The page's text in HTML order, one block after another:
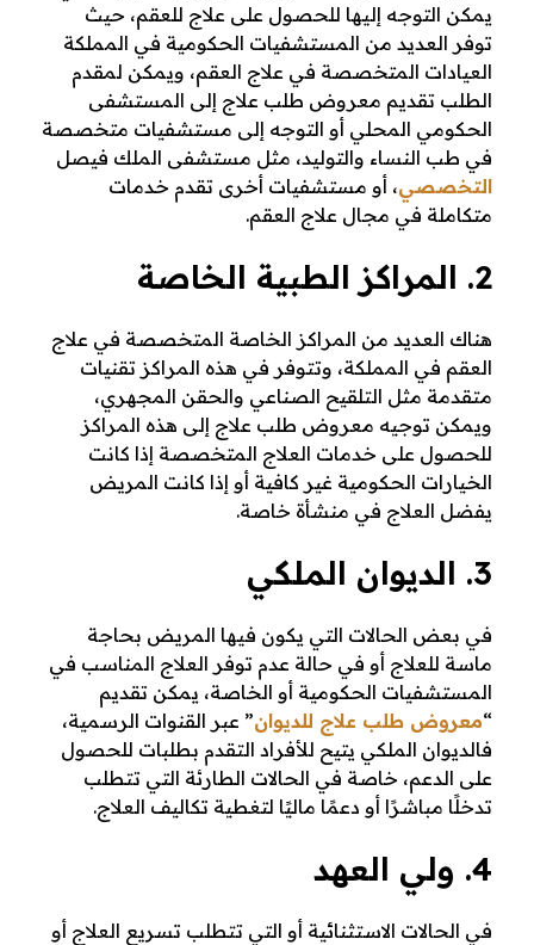
يمكن التوجه إليها للحصول على علاج للعقم، حيث
توفر العديد من المستشفيات الحكومية في المملكة
العيادات المتخصصة في علاج العقم، ويمكن لمقدم
الطلب تقديم معروض طلب علاج إلى المستشفى
الحكومي المحلي أو التوجه إلى مستشفيات متخصصة
في طب النساء والتوليد، مثل مستشفى الملك فيصل
التخصصي، أو مستشفيات أخرى تقدم خدمات
متكاملة في مجال علاج العقم.
2. المراكز الطبية الخاصة
هناك العديد من المراكز الخاصة المتخصصة في علاج
العقم في المملكة، وتتوفر في هذه المراكز تقنيات
متقدمة مثل التلقيح الصناعي والحقن المجهري،
ويمكن توجيه معروض طلب علاج إلى هذه المراكز
للحصول على خدمات العلاج المتخصصة إذا كانت
الخيارات الحكومية غير كافية أو إذا كانت المريض
يفضل العلاج في منشأة خاصة.
3. الديوان الملكي
في بعض الحالات التي يكون فيها المريض بحاجة
ماسة للعلاج أو في حالة عدم توفر العلاج المناسب في
المستشفيات الحكومية أو الخاصة، يمكن تقديم
“معروض طلب علاج للديوان” عبر القنوات الرسمية،
فالديوان الملكي يتيح للأفراد التقدم بطلبات للحصول
على الدعم، خاصة في الحالات الطارئة التي تتطلب
تدخلًا مباشرًا أو دعمًا ماليًا لتغطية تكاليف العلاج.
4. ولي العهد
في الحالات الاستثنائية أو التي تتطلب تسريع العلاج أو